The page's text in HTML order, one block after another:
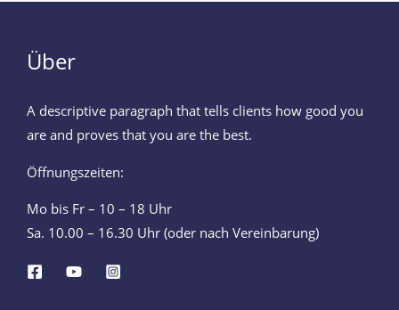
Über
A descriptive paragraph that tells clients how good you
are and proves that you are the best.
Öffnungszeiten:
Mo bis Fr – 10 – 18 Uhr
Sa. 10.00 – 16.30 Uhr (oder nach Vereinbarung)